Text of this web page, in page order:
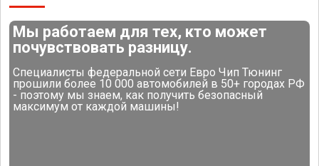
Мы работаем для тех, кто может
почувствовать разницу.
Специалисты федеральной сети Евро Чип Тюнинг
прошили более 10 000 автомобилей в 50+ городах РФ
- поэтому мы знаем, как получить безопасный
максимум от каждой машины!